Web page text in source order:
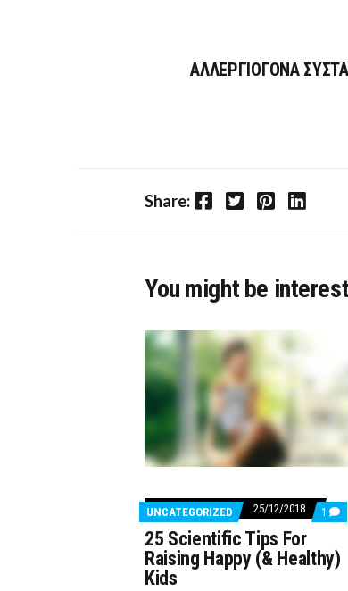
ΑΛΛΕΡΓΙΟΓΟΝΑ
Share: Facebook Twitter Pinterest LinkedIn
You might be
UNCATEGORIZED 25/12/2018 1
ON
TIPS
25 Scientific Tips For
Raising Happy (& Healthy)
Kids